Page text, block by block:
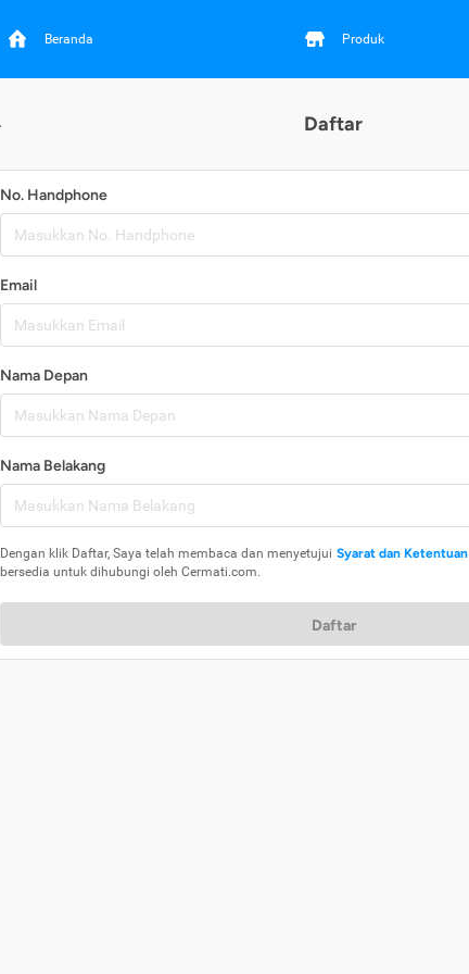
Beranda Produk
Daftar
No. Handphone
Email
Nama Depan
Nama Belakang
Dengan klik Daftar, Saya telah membaca dan menyetujui Syarat dan Ketentuan
bersedia untuk dihubungi oleh Cermati.com.
Daftar